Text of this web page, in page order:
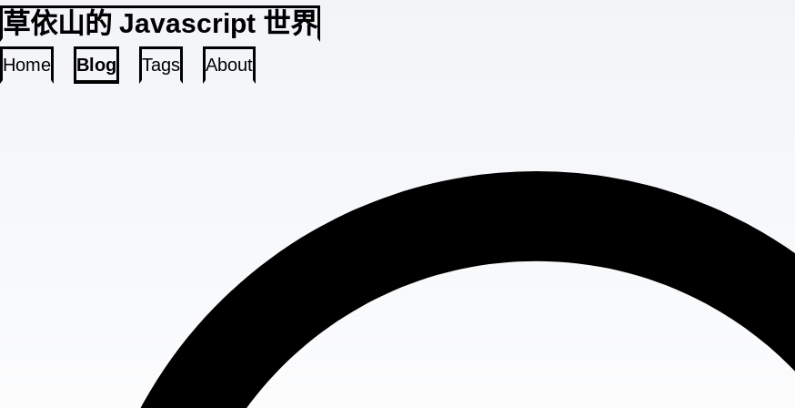
草依山的 Javascript 世界
Home Blog Tags About